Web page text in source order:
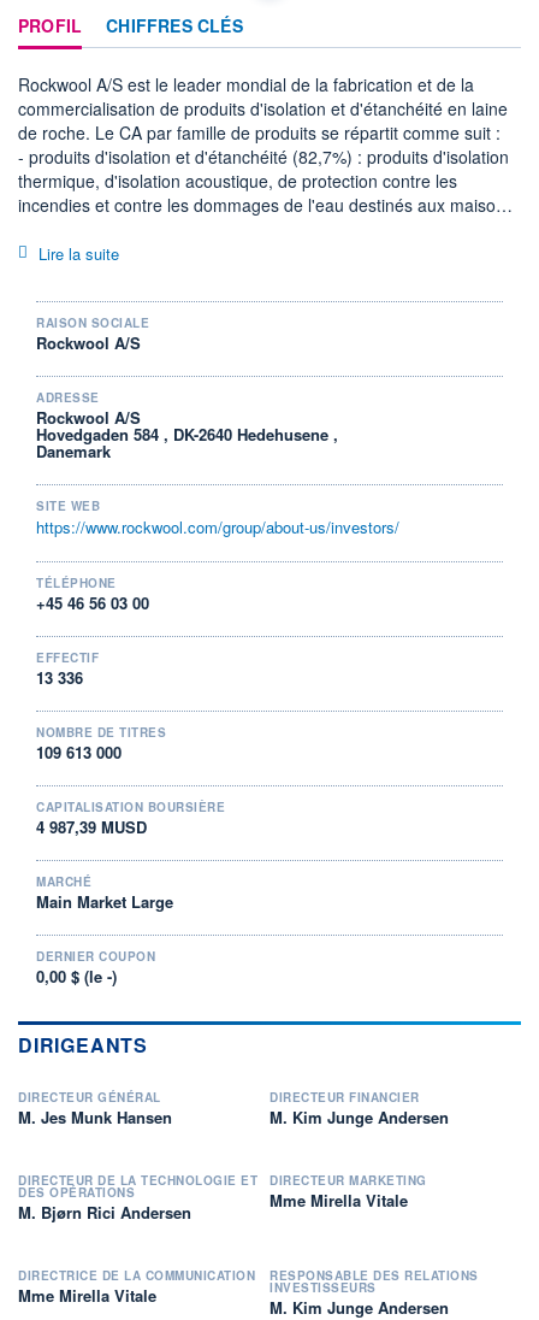
DONNÉES TEMPS DIFFÉRÉ
Politique d'exécution
OUVERTURE
45,5000
CLÔTURE VEILLE
0,0000
+ HAUT
45,5000
+ BAS
45,5000
VOLUME CAPITAL ÉCHANGÉ
VALORISATION
LIMITE À LA
BAISSE
0,0000
RENDEMENT
ESTIMÉ 2026
-
08.05.25 / 17:51:33
ÉLIGIBILITÉ
Non éligible
Boursobank
PROFIL CHIFFRES CLÉS
Rockwool A/S est le leader mondial de la fabrication et de la
commercialisation de produits d'isolation et d'étanchéité en laine
de roche. Le CA par famille de produits se répartit comme suit :
- produits d'isolation et d'étanchéité (82,7%) : produits d'isolation
thermique, d'isolation acoustique, de protection contre les
incendies et contre les dommages de l'eau destinés aux maisons
administratifs et commerciaux ;
acoustique et vibratoire, de gestion des eaux de pluie et de
construction préfabriqués (17,3%) : plafonds acoustiques,
planches de revêtement des façades, murs anti-bruit, panneaux
anti-vibratoires, substrats de croissance pour les légumes et les
fleurs, fibres de renfort, etc.
A fin 2025, le groupe dispose de 40 sites de production dans le
monde.
occidentale (56,8%), Europe de l'Est et Russie (19,2%), Amérique
du Nord (19%) et autres (5%).
Lire la suite
RAISON SOCIALE
Rockwool A/S
ADRESSE
Rockwool A/S
Hovedgaden 584 , DK-2640 Hedehusene ,
Danemark
SITE WEB
https://www.rockwool.com/group/about-us/investors/
TÉLÉPHONE
+45 46 56 03 00
EFFECTIF
13 336
NOMBRE DE TITRES
109 613 000
CAPITALISATION BOURSIÈRE
4 987,39 MUSD
MARCHÉ
Main Market Large
DERNIER COUPON
0,00 $ (le -)
DIRIGEANTS
DIRECTEUR GÉNÉRAL
M. Jes Munk Hansen
DIRECTEUR FINANCIER
M. Kim Junge Andersen
DIRECTEUR DE LA TECHNOLOGIE ET
DES OPÉRATIONS
M. Bjørn Rici Andersen
DIRECTEUR MARKETING
Mme Mirella Vitale
DIRECTRICE DE LA COMMUNICATION
Mme Mirella Vitale
RESPONSABLE DES RELATIONS
INVESTISSEURS
M. Kim Junge Andersen